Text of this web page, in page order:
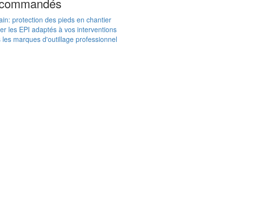
protection des pieds en chantier
les EPI adaptés à vos interventions
les marques d'outillage professionnel